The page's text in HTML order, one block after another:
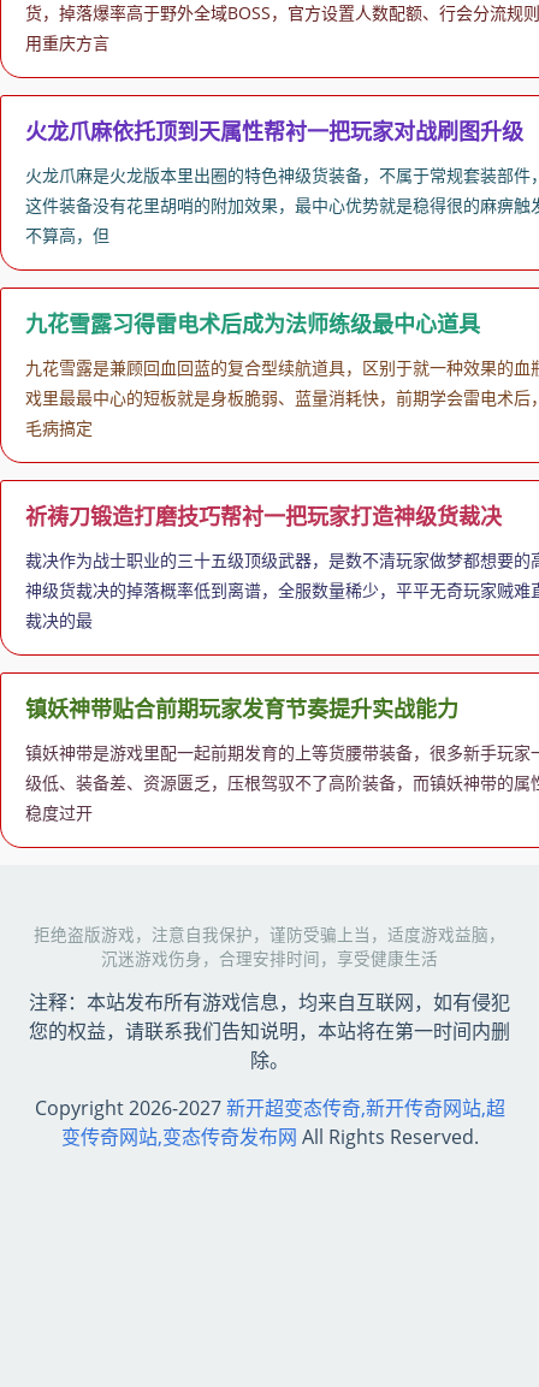
货，掉落爆率高于野外全域BOSS，官方设置人数配额、行会分流
用重庆方言
火龙爪麻依托顶到天属性帮衬一把玩家对战刷图升级
火龙爪麻是火龙版本里出圈的特色神级货装备，不属于常规套装部
这件装备没有花里胡哨的附加效果，最中心优势就是稳得很的麻痹
不算高，但
九花雪露习得雷电术后成为法师练级最中心道具
九花雪露是兼顾回血回蓝的复合型续航道具，区别于就一种效果的
戏里最最中心的短板就是身板脆弱、蓝量消耗快，前期学会雷电术
毛病搞定
祈祷刀锻造打磨技巧帮衬一把玩家打造神级货裁决
裁决作为战士职业的三十五级顶级武器，是数不清玩家做梦都想要
神级货裁决的掉落概率低到离谱，全服数量稀少，平平无奇玩家贼
裁决的最
镇妖神带贴合前期玩家发育节奏提升实战能力
镇妖神带是游戏里配一起前期发育的上等货腰带装备，很多新手玩
级低、装备差、资源匮乏，压根驾驭不了高阶装备，而镇妖神带的
稳度过开
拒绝盗版游戏，注意自我保护，谨防受骗上当，适度游戏益脑，
沉迷游戏伤身，合理安排时间，享受健康生活
注释：本站发布所有游戏信息，均来自互联网，如有侵犯
您的权益，请联系我们告知说明，本站将在第一时间内删
除。
Copyright 2026-2027新开超变态传奇,新开传奇网站,超
变传奇网站,变态传奇发布网 All Rights Reserved.